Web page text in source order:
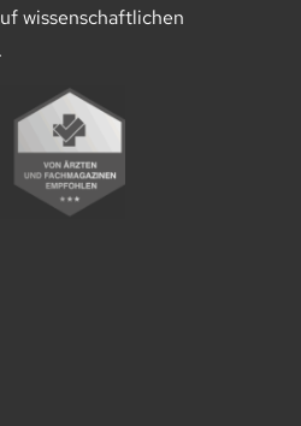
wissenschaftlichen